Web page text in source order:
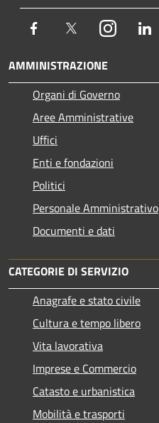
Facebook TwitterInstagram
AMMINISTRAZIONE
Organi di Governo
Aree Amministrative
Uffici
Enti e fondazioni
Politici
Personale Amministrativo
Documenti e dati
CATEGORIE DI SERVIZIO
Anagrafe e stato civile
Cultura e tempo libero
Vita lavorativa
Imprese e Commercio
Catasto e urbanistica
Mobilità e trasporti